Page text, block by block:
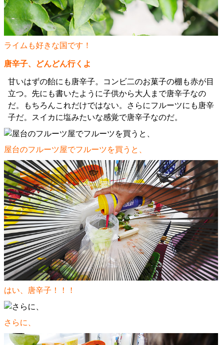
ライムも好きな国です！
唐辛子、どんどん行くよ
甘いはずの飴にも唐辛子。コンビ二のお菓子の棚も赤が目
立つ。先にも書いたように子供から大人まで唐辛子なの
だ。もちろんこれだけではない。さらにフルーツにも唐辛
子だ。スイカに塩みたいな感覚で唐辛子なのだ。
屋台のフルーツ屋でフルーツを買うと、
はい、唐辛子！！！
さらに、